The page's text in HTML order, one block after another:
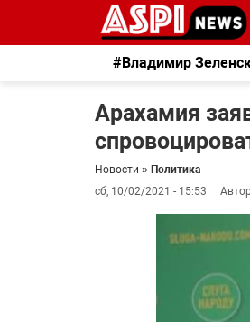
#Владимир
Арахамия
Новости » Политика
сб, 10/02/2021 - 15:53